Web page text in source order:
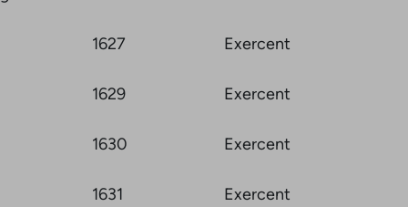
1627 Exercent
1629 Exercent
1630 Exercent
1631 Exercent